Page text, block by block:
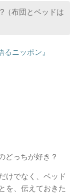
（布団とベッドは
るニッポン』
どっちが好き？
けでなく、ベッド
を、伝えておきた